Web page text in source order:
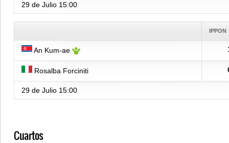
29 de Julio 15:00
IPPON
An Kum-ae
Rosalba Forciniti
29 de Julio 15:00
Cuartos